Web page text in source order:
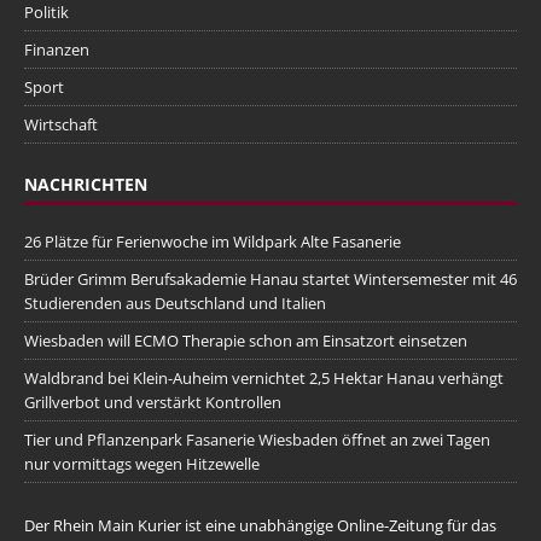
Politik
Finanzen
Sport
Wirtschaft
NACHRICHTEN
26 Plätze für Ferienwoche im Wildpark Alte Fasanerie
Brüder Grimm Berufsakademie Hanau startet Wintersemester mit 46
Studierenden aus Deutschland und Italien
Wiesbaden will ECMO Therapie schon am Einsatzort einsetzen
Waldbrand bei Klein-Auheim vernichtet 2,5 Hektar Hanau verhängt
Grillverbot und verstärkt Kontrollen
Tier und Pflanzenpark Fasanerie Wiesbaden öffnet an zwei Tagen
nur vormittags wegen Hitzewelle
Der Rhein Main Kurier ist eine unabhängige Online-Zeitung für das